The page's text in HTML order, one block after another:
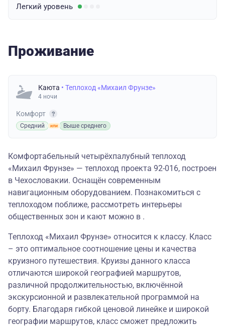
Легкий уровень
Проживание
Каюта • Теплоход «Михаил Фрунзе»
4 ночи
Комфорт
Средний Выше среднего
Комфортабельный четырёхпалубный теплоход
«Михаил Фрунзе» — теплоход проекта 92-016, построен
в Чехословакии. Оснащён современным
навигационным оборудованием. Познакомиться с
теплоходом поближе, рассмотреть интерьеры
общественных зон и кают можно в .
Теплоход «Михаил Фрунзе» относится к классу. Класс
– это оптимальное соотношение цены и качества
круизного путешествия. Круизы данного класса
отличаются широкой географией маршрутов,
различной продолжительностью, включённой
экскурсионной и развлекательной программой на
борту. Благодаря гибкой ценовой линейке и широкой
географии маршрутов, класс сможет предложить